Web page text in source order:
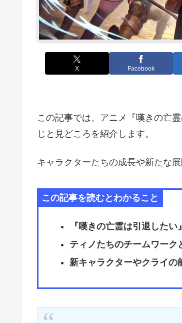
X Facebook
この記事では、アニメ『嘆きの亡
じと見どころを紹介します。
キャラクターたちの成長や新たな
この記事を読むとわかること
『嘆きの亡霊は引退した
ティノたちのチームワーク
新キャラクターやクライの